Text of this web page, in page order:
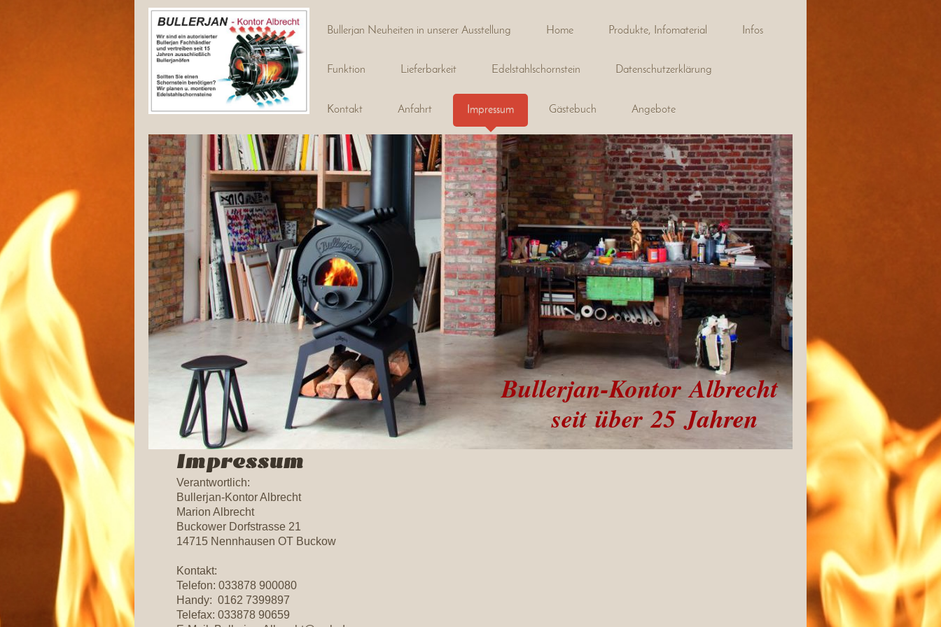
Bullerjan Neuheiten in unserer Ausstellung Home Produkte, Infomaterial Infos
Funktion Lieferbarkeit Edelstahlschornstein Datenschutzerklärung
Kontakt Anfahrt Impressum Gästebuch Angebote
Bullerjan-Kontor Albrecht
seit über 25 Jahren
Impressum
Verantwortlich:
Bullerjan-Kontor Albrecht
Marion Albrecht
Buckower Dorfstrasse 21
14715 Nennhausen OT Buckow
Kontakt:
Telefon: 033878 900080
Handy: 0162 7399897
Telefax: 033878 90659